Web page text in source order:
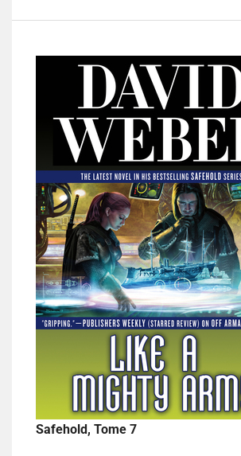
Safehold, Tome 7